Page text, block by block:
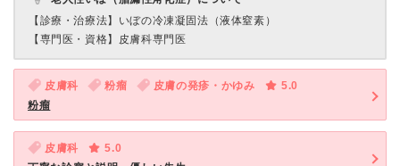
【診療・治療法】 いぼの冷凍凝固法（液体窒素）
【専門医・資格】 皮膚科専門医
皮膚科 粉瘤 皮膚の発疹・かゆみ
5.0
粉瘤
皮膚科
5.0